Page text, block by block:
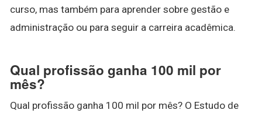
curso, mas também para aprender sobre gestão e
administração ou para seguir a carreira acadêmica.
Qual profissão ganha 100 mil por
mês?
Qual profissão ganha 100 mil por mês? O Estudo de